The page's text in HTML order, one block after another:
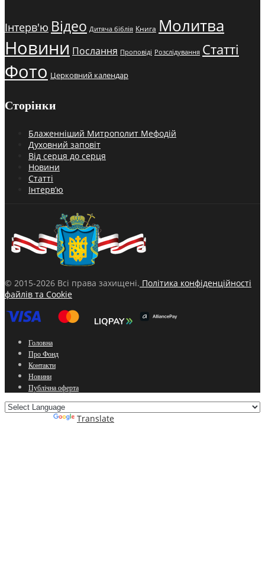
Інтерв'ю Відео Дитяча біблія Книга Молитва
Новини Послання Проповіді Розслідування Статті
Фото Церковний календар
Сторінки
Блаженніший Митрополит Мефодій
Духовний заповіт
Від серця до серця
Новини
Статті
Інтерв’ю
© 2015-2026 Всі права захищені. Політика конфіденційності
файлів та Cookie
Головна
Про Фонд
Контакти
Новини
Публічна оферта
Translate